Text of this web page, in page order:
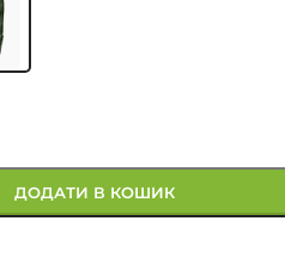
ДОДАТИ В КОШИК